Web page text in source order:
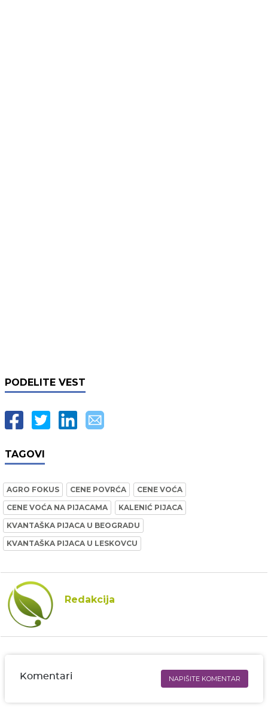
PODELITE VEST
TAGOVI
AGRO FOKUS CENE POVRĆA
CENE VOĆA
CENE VOĆA NA PIJACAMA
KALENIĆ PIJACA
KVANTAŠKA PIJACA U BEOGRADU
KVANTAŠKA PIJACA U LESKOVCU
Redakcija
Komentari NAPIŠITE KOMENTAR